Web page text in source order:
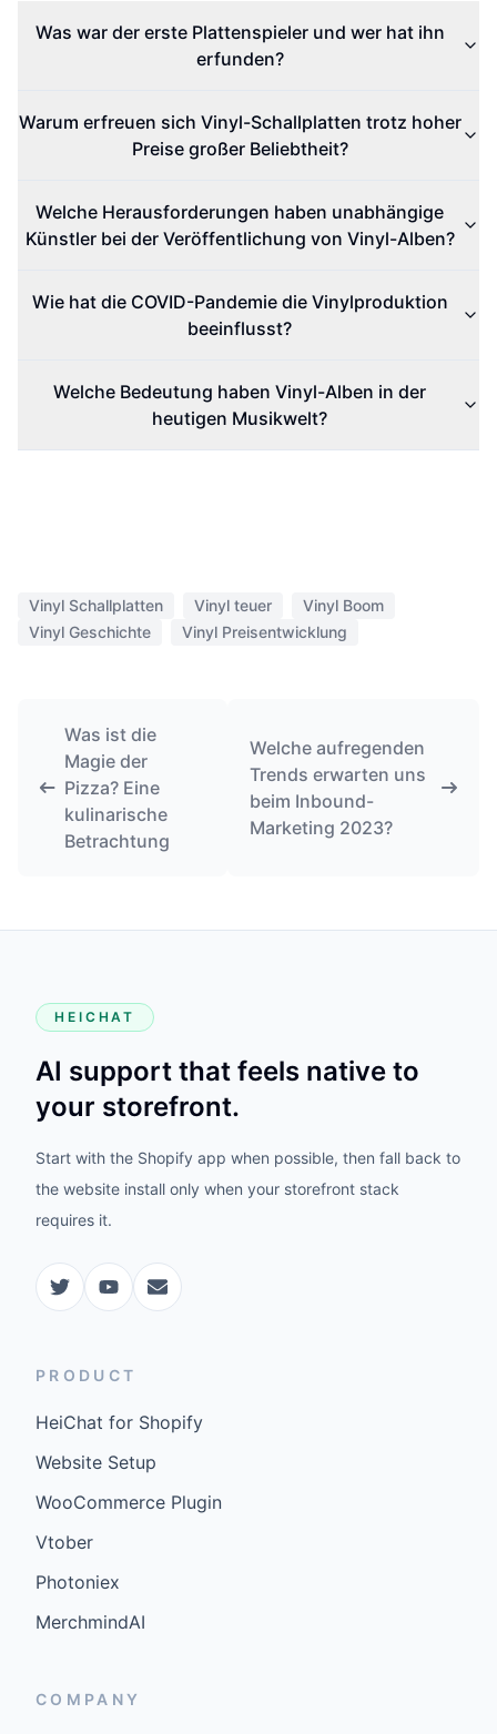
Was war der erste Plattenspieler und wer hat ihn
erfunden?
Warum erfreuen sich Vinyl-Schallplatten trotz hoher
Preise großer Beliebtheit?
Welche Herausforderungen haben unabhängige
Künstler bei der Veröffentlichung von Vinyl-Alben?
Wie hat die COVID-Pandemie die Vinylproduktion
beeinflusst?
Welche Bedeutung haben Vinyl-Alben in der
heutigen Musikwelt?
Vinyl Schallplatten Vinyl teuer
Vinyl Boom
Vinyl Geschichte
Vinyl Preisentwicklung
Was ist die
Magie der
Pizza? Eine
kulinarische
Betrachtung
Welche aufregenden
Trends erwarten uns
beim Inbound-
Marketing 2023?
HEICHAT
AI support that feels native to
your storefront.
Start with the Shopify app when possible, then fall back to
the website install only when your storefront stack
requires it.
PRODUCT
HeiChat for Shopify
Website Setup
WooCommerce Plugin
Vtober
Photoniex
MerchmindAI
COMPANY